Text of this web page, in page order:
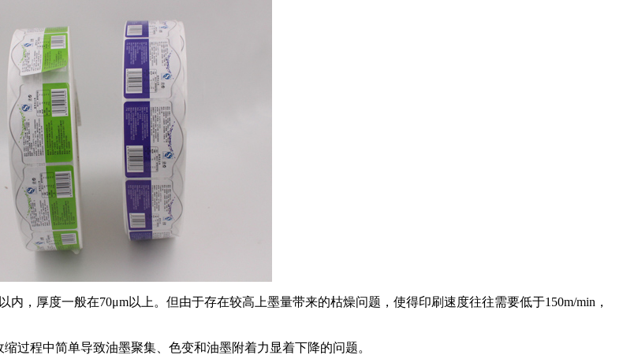
，厚度一般在70μm以上。但由于存在较高上墨量带来的枯燥问题，使得印刷速度往往需要低于150m/min，
过程中简单导致油墨聚集、色变和油墨附着力显着下降的问题。